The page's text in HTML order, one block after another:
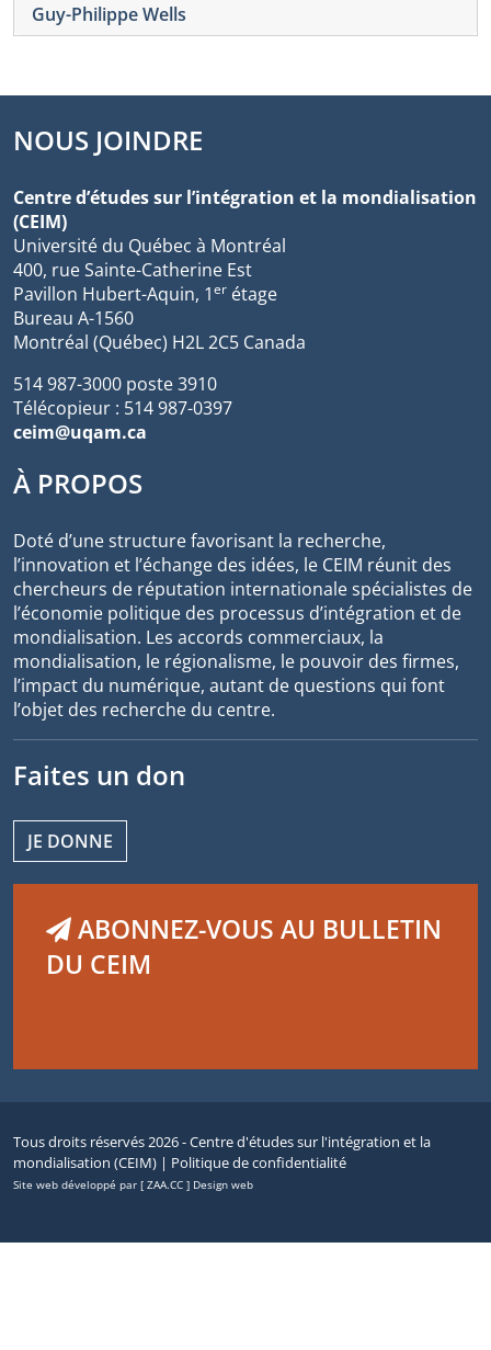
Guy-Philippe Wells
NOUS JOINDRE
Centre d’études sur l’intégration et la mondialisation
(CEIM)
Université du Québec à Montréal
400, rue Sainte-Catherine Est
Pavillon Hubert-Aquin, 1er étage
Bureau A-1560
Montréal (Québec) H2L 2C5 Canada
514 987-3000 poste 3910
Télécopieur : 514 987-0397
ceim@uqam.ca
À PROPOS
Doté d’une structure favorisant la recherche,
l’innovation et l’échange des idées, le CEIM réunit des
chercheurs de réputation internationale spécialistes de
l’économie politique des processus d’intégration et de
mondialisation. Les accords commerciaux, la
mondialisation, le régionalisme, le pouvoir des firmes,
l’impact du numérique, autant de questions qui font
l’objet des recherche du centre.
Faites un don
JE DONNE
ABONNEZ-VOUS AU BULLETIN
DU CEIM
Tous droits réservés 2026 - Centre d'études sur l'intégration et la
mondialisation (CEIM) | Politique de confidentialité
Site web développé par [ ZAA.CC ] Design web